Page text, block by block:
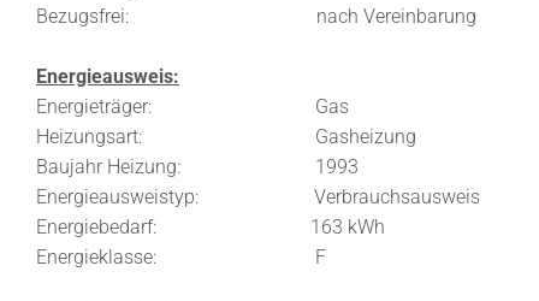
Bezugsfrei: nach Vereinbarung
Energieausweis:
Energieträger: Gas
Heizungsart: Gasheizung
Baujahr Heizung: 1993
Energieausweistyp: Verbrauchsausweis
Energiebedarf: 163 kWh
Energieklasse: F